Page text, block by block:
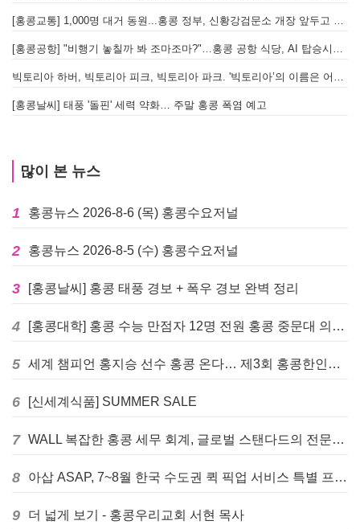
[홍콩교통] 1,000명 대거 동원...홍콩 정부, 신황강검문소 개장 앞두고 실전 훈련 돌입
[홍콩공항] "비행기 놓칠까 봐 조마조마?"…홍콩 공항 식당, AI 탑승시간 계산해 메뉴 추천해 준다
빅토리아 하버, 빅토리아 피크, 빅토리아 파크. '빅토리아’의 이름은 어떻게 온 걸까? - [이승권 원장의 생활칼럼]
[홍콩날씨] 태풍 '돌핀' 세력 약화… 주말 홍콩 폭염 예고
많이 본 뉴스
1 홍콩뉴스 2026-8-6 (목) 홍콩수요저널
2 홍콩뉴스 2026-8-5 (수) 홍콩수요저널
3 [홍콩날씨] 홍콩 태풍 경보 + 폭우 경보 완벽 정리
4 [홍콩대학] 홍콩 수능 만점자 12명 전원 홍콩 중문대 의대 진학
5 세계 챔피언 홍지승 선수 홍콩 온다… 제3회 홍콩한인팔씨름대회 9월 12일 개최
6 [신세계식품] SUMMER SALE
7 WALL 복잡한 홍콩 세무 회계, 글로벌 스탠다드의 전문가들이 답을 드립니다! - 법인설립, 회계, 감사
8 아삽 ASAP, 7~8월 한국 수도권 퀵 픽업 서비스 특별 프로모션 실시
9 더 넓게 보기 - 홍콩우리교회 서현 목사